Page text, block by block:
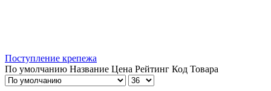
Поступление крепежа
По умолчанию Название Цена Рейтинг Код Товара